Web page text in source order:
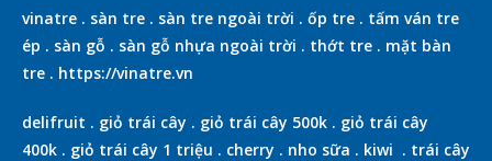
vinatre . sàn tre . sàn tre ngoài trời . ốp tre . tấm ván tre
ép . sàn gỗ . sàn gỗ nhựa ngoài trời . thớt tre . mặt bàn
tre . https://vinatre.vn
delifruit . giỏ trái cây . giỏ trái cây 500k . giỏ trái cây
400k . giỏ trái cây 1 triệu . cherry . nho sữa . kiwi . trái cây